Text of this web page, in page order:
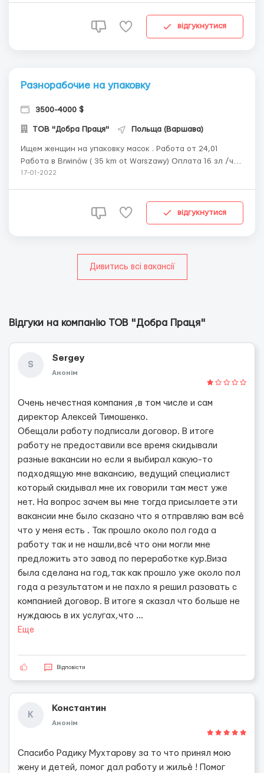
две смены (день/ночь) Прож...
відгукнутися
Разнорабочие на упаковку
3500-4000 $
ТОВ "Добра Праця" Польща (Варшава)
Ищем женщин на упаковку масок . Работа от 24,01
Работа в Brwinów ( 35 km ot Warszawy) Оплата 16 зл /час
нетто График работы : 6 дней по 12 часов в 2 смены.
зарплаты . Бесплатный довоз на ...
17-01-2022
відгукнутися
Дивитись всі вакансії
Відгуки на компанію ТОВ "Добра Праця"
S
Sergey
Анонім
Очень нечестная компания ,в том числе и сам
директор Алексей Тимошенко.
Обещали работу подписали договор. В итоге
работу не предоставили все время скидывали
разные вакансии но если я выбирал какую-то
подходящую мне вакансию, ведущий специалист
который скидывал мне их говорили там мест уже
нет. На вопрос зачем вы мне тогда присылаете эти
вакансии мне было сказано что я отправляю вам всё
что у меня есть . Так прошло около пол года а
работу так и не нашли,всё что они могли мне
предложить это завод по переработке кур.Виза
была сделана на год,так как прошло уже около пол
года а результатом и не пахло я решил разовать с
компанией договор. В итоге я сказал что больше не
нуждаюсь в их услугах,что ...
Еще
Відповісти
К
Константин
Анонім
Спасибо Радику Мухтарову за то что принял мою
жену и детей, помог дал работу и жильё ! Помог